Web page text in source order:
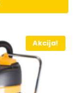
Akcija!